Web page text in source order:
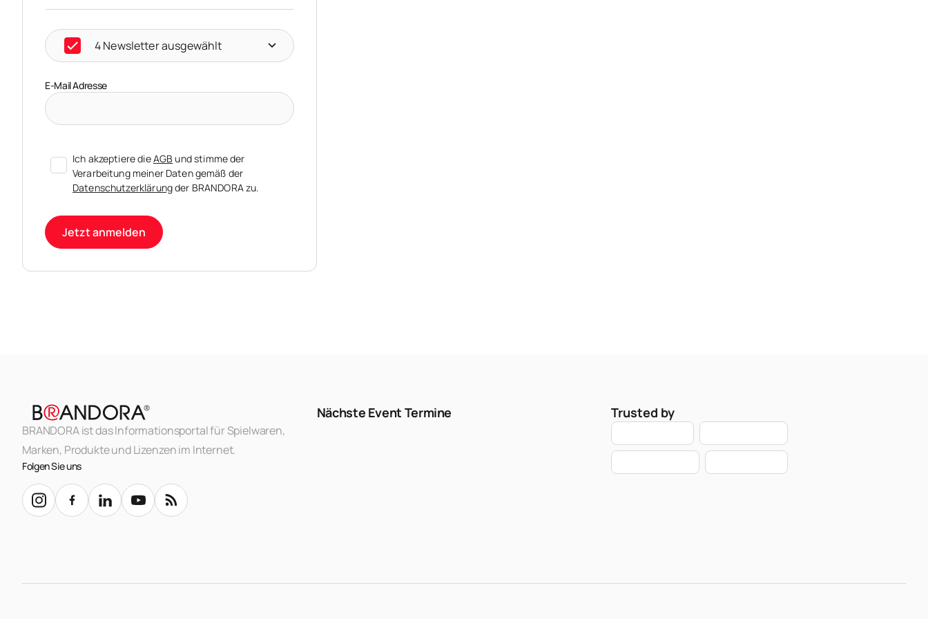
4 Newsletter ausgewählt
E-Mail Adresse
Ich akzeptiere dieAGBund stimme der
Verarbeitung meiner Daten gemäß der
Datenschutzerklärungder BRANDORA zu.
Jetzt anmelden
BRANDORA ist das Informationsportal für Spielwaren,
Marken, Produkte und Lizenzen im Internet.
Folgen Sie uns
Nächste Event Termine Trusted by